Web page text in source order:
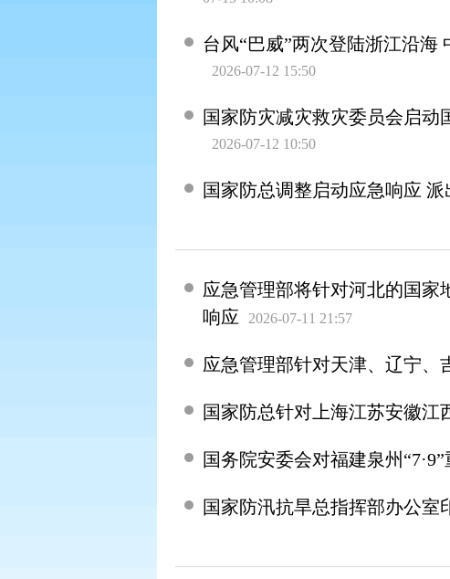
台风“巴威”两次登陆浙江沿
2026-07-12 15:50
国家防灾减灾救灾委员会启动
2026-07-12 10:50
国家防总调整启动应急响应
应急管理部将针对河北的国家
响应
2026-07-11 21:57
应急管理部针对天津、辽宁、
国家防总针对上海江苏安徽
国务院安委会对福建泉州
国家防汛抗旱总指挥部办公室